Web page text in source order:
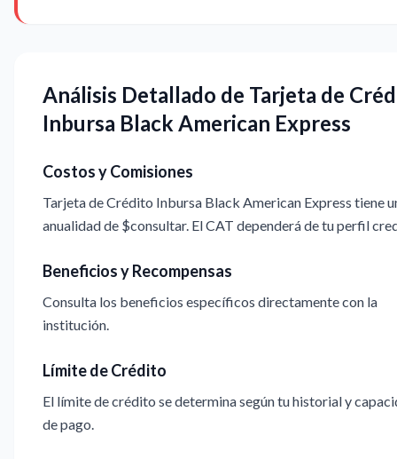
Análisis Detallado de Tarjeta de
Inbursa Black American Express
Costos y Comisiones
Tarjeta de Crédito Inbursa Black American Express tiene
anualidad de $consultar. El CAT dependerá de tu perfil
Beneficios y Recompensas
Consulta los beneficios específicos directamente con la
institución.
Límite de Crédito
El límite de crédito se determina según tu historial y
de pago.